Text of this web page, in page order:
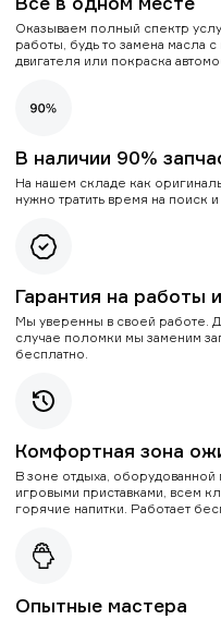
Оказываем полный спектр
работы, будь то замена масла
двигателя или покраска
В наличии 90%
На нашем складе как
нужно тратить время на поиск
Гарантия на работы
Мы уверенны в своей работе.
случае поломки мы заменим
бесплатно.
Комфортная зона
В зоне отдыха,
игровыми приставками, всем
горячие напитки. Работает
Опытные мастера